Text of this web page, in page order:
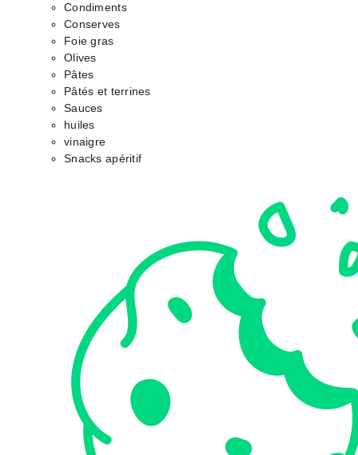
Condiments
Conserves
Foie gras
Olives
Pâtes
Pâtés et terrines
Sauces
huiles
vinaigre
Snacks apéritif